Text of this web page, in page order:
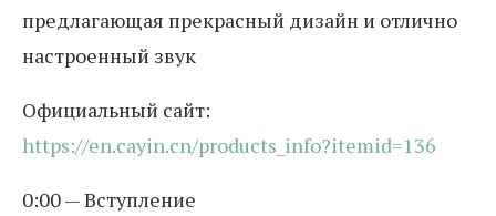
предлагающая прекрасный дизайн и отлично
настроенный звук
Официальный сайт:
https://en.cayin.cn/products_info?itemid=136
0:00 — Вступление